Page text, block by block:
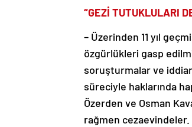
“GEZİ TUTUKLULARI
– Üzerinden 11 yıl
özgürlükleri gasp
soruşturmalar ve
süreciyle haklarında
Özerden ve Osman
rağmen cezaevindeler.